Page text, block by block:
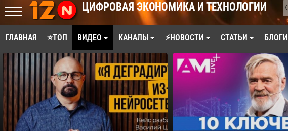
ЦИФРОВАЯ ЭКОНОМИКА И ТЕХНОЛОГИИ
ГЛАВНАЯ ⭐ТОП ВИДЕО КАНАЛЫ ⚡НОВОСТИ СТАТЬИ БЛОГИ